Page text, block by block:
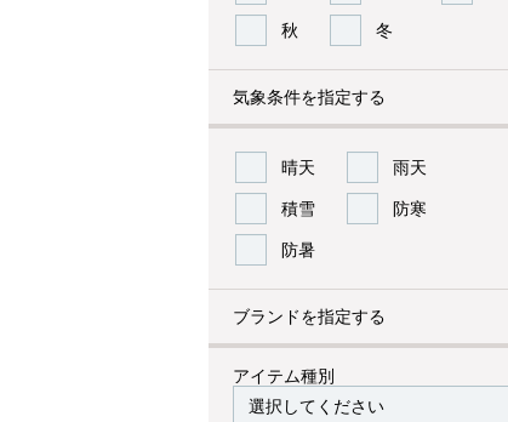
秋 冬
気象条件を指定する
晴天 雨天
積雪 防寒
防暑
ブランドを指定する
アイテム種別